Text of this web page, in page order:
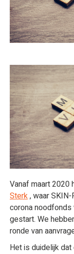
Vanaf maart 2020
Sterk, waar
corona noodfonds
gestart. We
ronde van
Het is duidelijk